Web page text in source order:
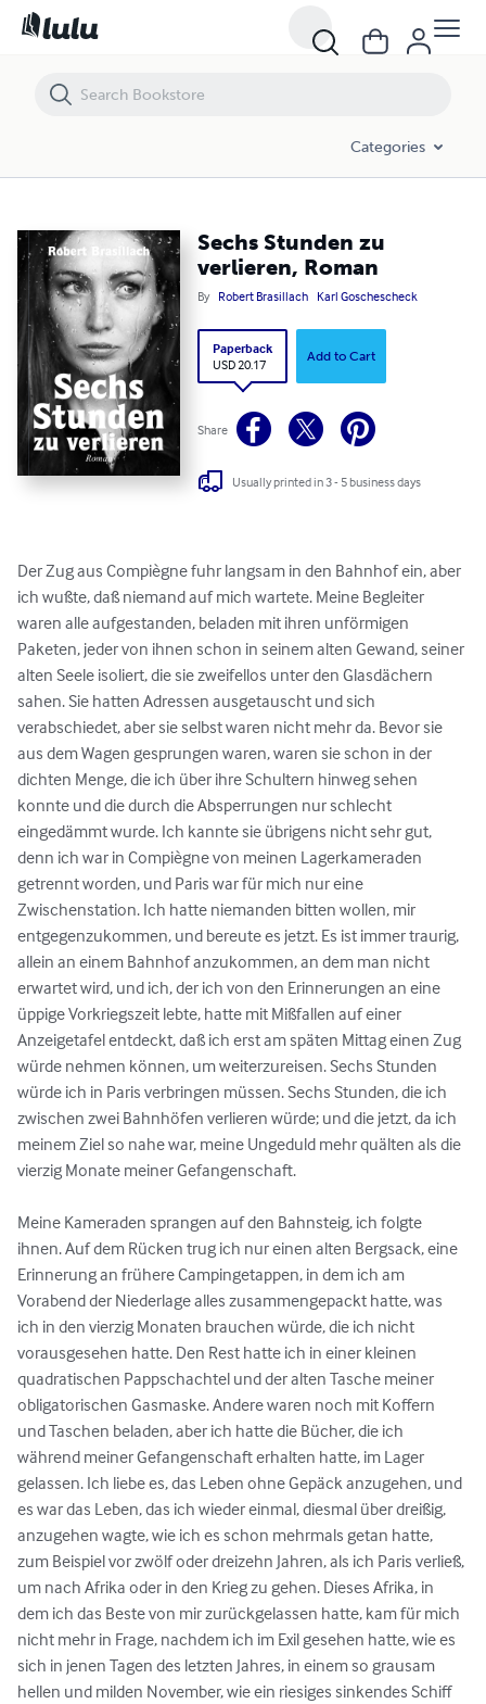
Categories
Sechs Stunden zu
verlieren, Roman
By Robert Brasillach Karl Goschescheck
Paperback
USD 20.17
Add to Cart
Share
Usually printed in 3 - 5 business days
Der Zug aus Compiègne fuhr langsam in den Bahnhof ein, aber
ich wußte, daß niemand auf mich wartete. Meine Begleiter
waren alle aufgestanden, beladen mit ihren unförmigen
Paketen, jeder von ihnen schon in seinem alten Gewand, seiner
alten Seele isoliert, die sie zweifellos unter den Glasdächern
sahen. Sie hatten Adressen ausgetauscht und sich
verabschiedet, aber sie selbst waren nicht mehr da. Bevor sie
aus dem Wagen gesprungen waren, waren sie schon in der
dichten Menge, die ich über ihre Schultern hinweg sehen
konnte und die durch die Absperrungen nur schlecht
eingedämmt wurde. Ich kannte sie übrigens nicht sehr gut,
denn ich war in Compiègne von meinen Lagerkameraden
getrennt worden, und Paris war für mich nur eine
Zwischenstation. Ich hatte niemanden bitten wollen, mir
entgegenzukommen, und bereute es jetzt. Es ist immer traurig,
allein an einem Bahnhof anzukommen, an dem man nicht
erwartet wird, und ich, der ich von den Erinnerungen an eine
üppige Vorkriegszeit lebte, hatte mit Mißfallen auf einer
Anzeigetafel entdeckt, daß ich erst am späten Mittag einen Zug
würde nehmen können, um weiterzureisen. Sechs Stunden
würde ich in Paris verbringen müssen. Sechs Stunden, die ich
zwischen zwei Bahnhöfen verlieren würde; und die jetzt, da ich
meinem Ziel so nahe war, meine Ungeduld mehr quälten als die
vierzig Monate meiner Gefangenschaft.
Meine Kameraden sprangen auf den Bahnsteig, ich folgte
ihnen. Auf dem Rücken trug ich nur einen alten Bergsack, eine
Erinnerung an frühere Campingetappen, in dem ich am
Vorabend der Niederlage alles zusammengepackt hatte, was
ich in den vierzig Monaten brauchen würde, die ich nicht
vorausgesehen hatte. Den Rest hatte ich in einer kleinen
quadratischen Pappschachtel und der alten Tasche meiner
obligatorischen Gasmaske. Andere waren noch mit Koffern
und Taschen beladen, aber ich hatte die Bücher, die ich
während meiner Gefangenschaft erhalten hatte, im Lager
gelassen. Ich liebe es, das Leben ohne Gepäck anzugehen, und
es war das Leben, das ich wieder einmal, diesmal über dreißig,
anzugehen wagte, wie ich es schon mehrmals getan hatte,
zum Beispiel vor zwölf oder dreizehn Jahren, als ich Paris verließ,
um nach Afrika oder in den Krieg zu gehen. Dieses Afrika, in
dem ich das Beste von mir zurückgelassen hatte, kam für mich
nicht mehr in Frage, nachdem ich im Exil gesehen hatte, wie es
sich in jenen Tagen des letzten Jahres, in einem so grausam
hellen und milden November, wie ein riesiges sinkendes Schiff
Sechs Stunden zu verlieren, Roman